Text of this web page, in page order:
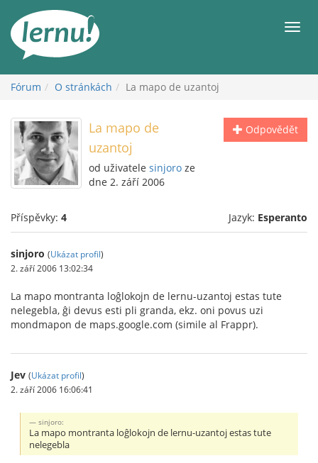
obsahu
Fórum O stránkách La mapo de uzantoj
Odpovědět
La mapo de
uzantoj
od uživatele sinjoro ze
dne 2. září 2006
Příspěvky: 4 Jazyk: Esperanto
sinjoro (Ukázat profil)
2. září 2006 13:02:34
La mapo montranta loĝlokojn de lernu-uzantoj estas tute
nelegebla, ĝi devus esti pli granda, ekz. oni povus uzi
mondmapon de maps.google.com (simile al Frappr).
Jev (Ukázat profil)
2. září 2006 16:06:41
sinjoro:
La mapo montranta loĝlokojn de lernu-uzantoj estas tute
nelegebla